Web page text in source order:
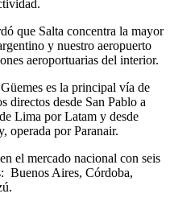
que Salta concentra la mayor
y nuestro aeropuerto
aeroportuarias del interior.
es la principal vía de
directos desde San Pablo a
Lima por Latam y desde
operada por Paranair.
el mercado nacional con seis
Buenos Aires, Córdoba,